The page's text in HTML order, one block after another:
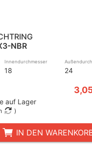
NBR
Innendurchmesser
18 24
auf Lager
)
IN DEN